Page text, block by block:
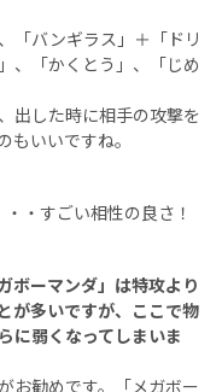
「バンギラス」＋「ドリ
、「かくとう」、「じめ
出した時に相手の攻撃を
いいですね。
・すごい相性の良さ！
ボーマンダ」は特攻より
が多いですが、ここで物
に弱くなってしまいま
お勧めです。「メガボー